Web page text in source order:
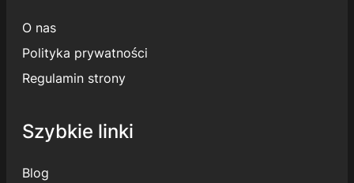
O nas
Polityka prywatności
Regulamin strony
Szybkie linki
Blog